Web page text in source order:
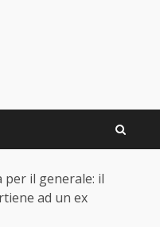
per il generale: il
ad un ex